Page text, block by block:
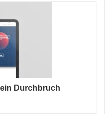
Durchbruch